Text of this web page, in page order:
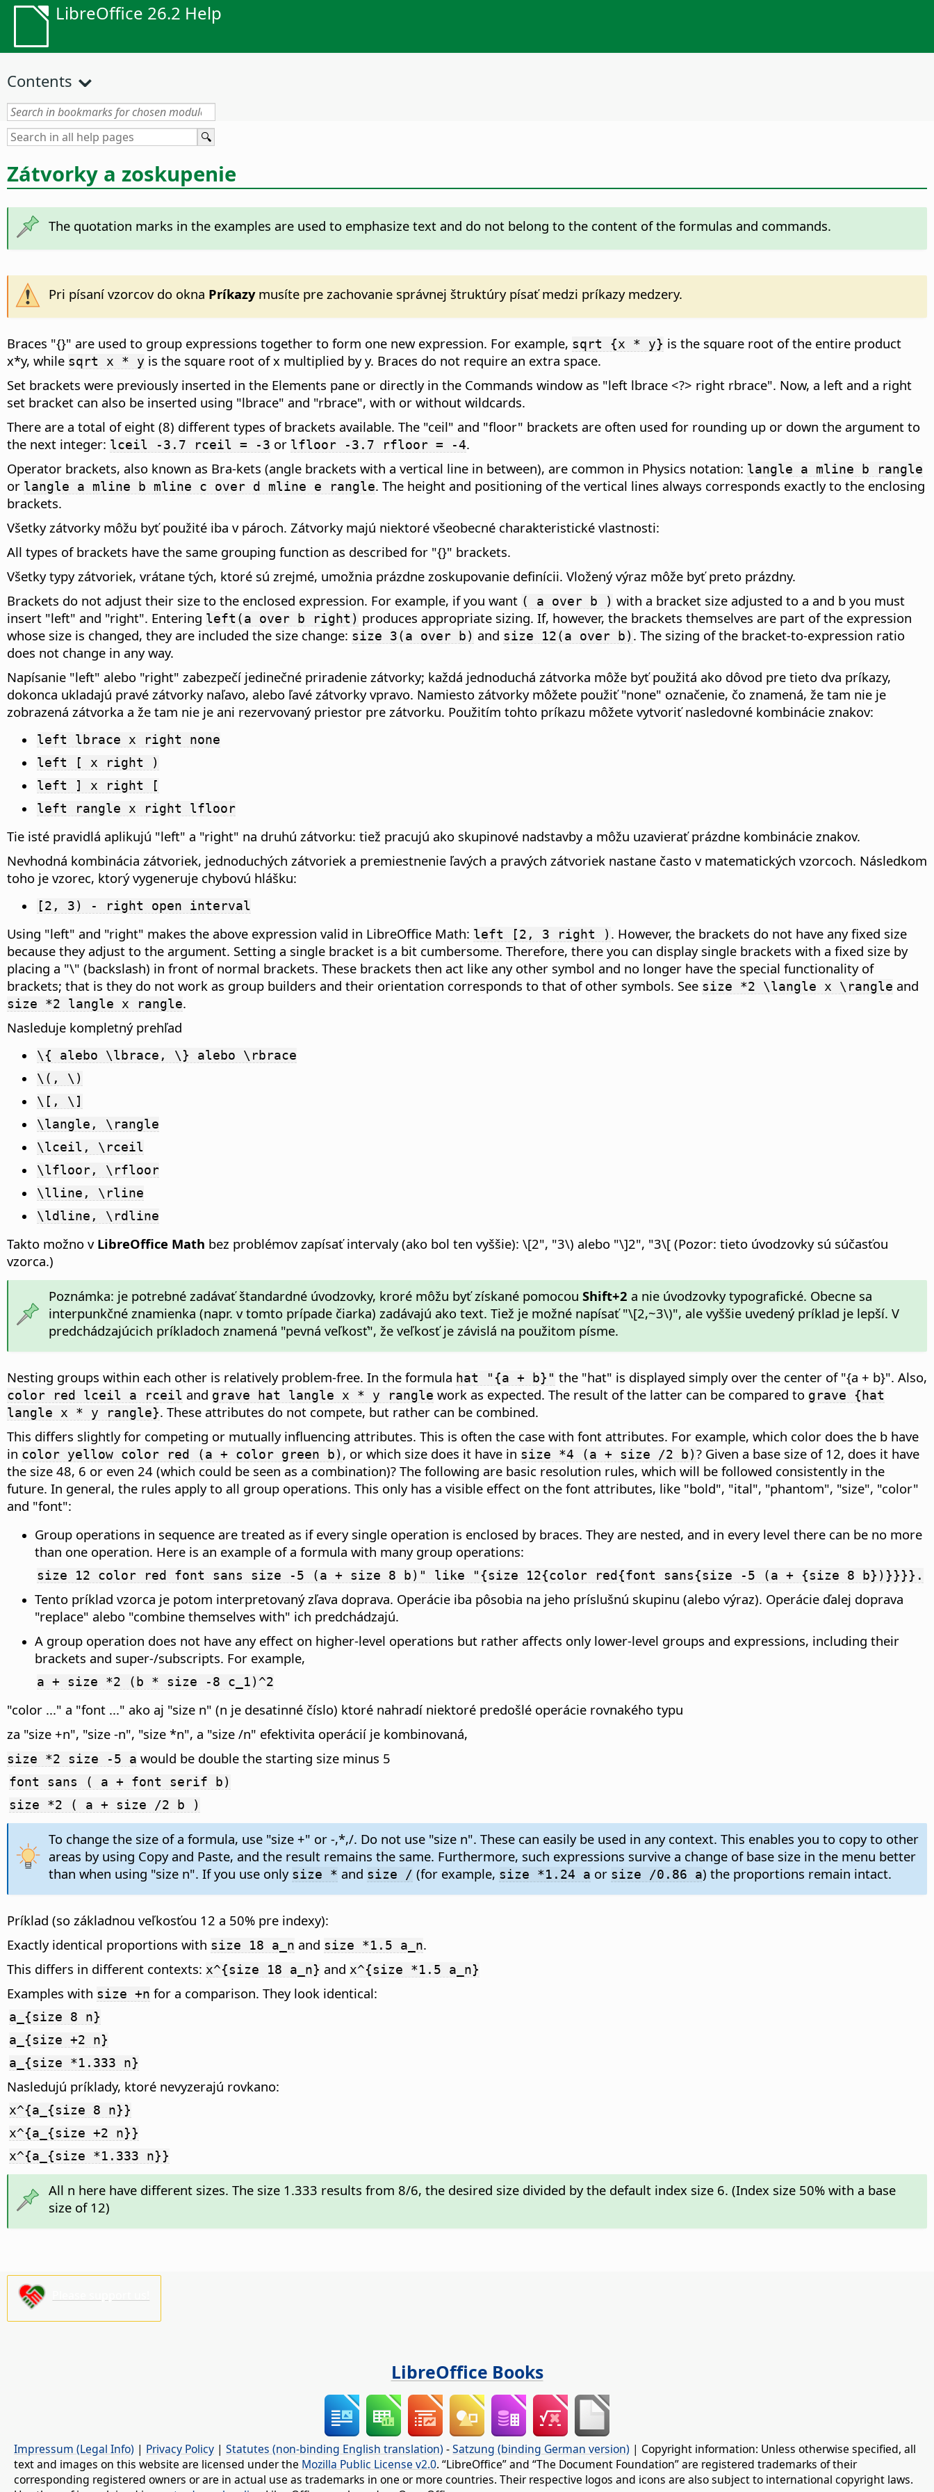
LibreOffice 26.2 Help
Contents
Zátvorky a zoskupenie
The quotation marks in the examples are used to emphasize text and do not belong to the content of the formulas and commands.
Pri písaní vzorcov do okna Príkazymusíte pre zachovanie správnej štruktúry písať medzi príkazy medzery.
Braces "{}" are used to group expressions together to form one new expression. For example, sqrt {x * y} is the square root of the entire product
x*y, while sqrt x * y is the square root of x multiplied by y. Braces do not require an extra space.
Set brackets were previously inserted in the Elements pane or directly in the Commands window as "left lbrace <?> right rbrace". Now, a left and a right
set bracket can also be inserted using "lbrace" and "rbrace", with or without wildcards.
There are a total of eight (8) different types of brackets available. The "ceil" and "floor" brackets are often used for rounding up or down the argument to
the next integer: lceil -3.7 rceil = -3 or lfloor -3.7 rfloor = -4.
Operator brackets, also known as Bra-kets (angle brackets with a vertical line in between), are common in Physics notation: langle a mline b rangle
or langle a mline b mline c over d mline e rangle. The height and positioning of the vertical lines always corresponds exactly to the enclosing
brackets.
Všetky zátvorky môžu byť použité iba v pároch. Zátvorky majú niektoré všeobecné charakteristické vlastnosti:
All types of brackets have the same grouping function as described for "{}" brackets.
Všetky typy zátvoriek, vrátane tých, ktoré sú zrejmé, umožnia prázdne zoskupovanie definícii. Vložený výraz môže byť preto prázdny.
Brackets do not adjust their size to the enclosed expression. For example, if you want ( a over b ) with a bracket size adjusted to a and b you must
insert "left" and "right". Entering left(a over b right) produces appropriate sizing. If, however, the brackets themselves are part of the expression
whose size is changed, they are included the size change: size 3(a over b) and size 12(a over b) . The sizing of the bracket-to-expression ratio
does not change in any way.
Napísanie "left" alebo "right" zabezpečí jedinečné priradenie zátvorky; každá jednoduchá zátvorka môže byť použitá ako dôvod pre tieto dva príkazy,
dokonca ukladajú pravé zátvorky naľavo, alebo ľavé zátvorky vpravo. Namiesto zátvorky môžete použiť "none" označenie, čo znamená, že tam nie je
zobrazená zátvorka a že tam nie je ani rezervovaný priestor pre zátvorku. Použitím tohto príkazu môžete vytvoriť nasledovné kombinácie znakov:
left lbrace x right none
left [ x right )
left ] x right [
left rangle x right lfloor
Tie isté pravidlá aplikujú "left" a "right" na druhú zátvorku: tiež pracujú ako skupinové nadstavby a môžu uzavierať prázdne kombinácie znakov.
Nevhodná kombinácia zátvoriek, jednoduchých zátvoriek a premiestnenie ľavých a pravých zátvoriek nastane často v matematických vzorcoch. Následkom
toho je vzorec, ktorý vygeneruje chybovú hlášku:
[2, 3) - right open interval
Using "left" and "right" makes the above expression valid in LibreOffice Math: left [2, 3 right ) . However, the brackets do not have any fixed size
because they adjust to the argument. Setting a single bracket is a bit cumbersome. Therefore, there you can display single brackets with a fixed size by
placing a "\" (backslash) in front of normal brackets. These brackets then act like any other symbol and no longer have the special functionality of
brackets; that is they do not work as group builders and their orientation corresponds to that of other symbols. See size *2 \langle x \rangle and
size *2 langle x rangle.
Nasleduje kompletný prehľad
\{ alebo \lbrace, \} alebo \rbrace
\(, \)
\[, \]
\langle, \rangle
\lceil, \rceil
\lfloor, \rfloor
\lline, \rline
\ldline, \rdline
Takto možno v LibreOffice Math bez problémov zapísať intervaly (ako bol ten vyššie): \[2", "3\) alebo "\]2", "3\[ (Pozor: tieto úvodzovky sú súčasťou
vzorca.)
Poznámka: je potrebné zadávať štandardné úvodzovky, kroré môžu byť získané pomocou Shift+2 a nie úvodzovky typografické. Obecne sa
interpunkčné znamienka (napr. v tomto prípade čiarka) zadávajú ako text. Tiež je možné napísať "\[2,~3\)", ale vyššie uvedený príklad je lepší. V
predchádzajúcich príkladoch znamená "pevná veľkosť", že veľkosť je závislá na použitom písme.
Nesting groups within each other is relatively problem-free. In the formula hat "{a + b}" the "hat" is displayed simply over the center of "{a + b}". Also,
color red lceil a rceil and grave hat langle x * y rangle work as expected. The result of the latter can be compared to grave {hat
langle x * y rangle}. These attributes do not compete, but rather can be combined.
This differs slightly for competing or mutually influencing attributes. This is often the case with font attributes. For example, which color does the b have
in color yellow color red (a + color green b) , or which size does it have in size *4 (a + size /2 b)? Given a base size of 12, does it have
the size 48, 6 or even 24 (which could be seen as a combination)? The following are basic resolution rules, which will be followed consistently in the
future. In general, the rules apply to all group operations. This only has a visible effect on the font attributes, like "bold", "ital", "phantom", "size", "color"
and "font":
Group operations in sequence are treated as if every single operation is enclosed by braces. They are nested, and in every level there can be no more
than one operation. Here is an example of a formula with many group operations:
size 12 color red font sans size -5 (a + size 8 b)" like "{size 12{color red{font sans{size -5 (a + {size 8 b})}}}}.
Tento príklad vzorca je potom interpretovaný zľava doprava. Operácie iba pôsobia na jeho príslušnú skupinu (alebo výraz). Operácie ďalej doprava
"replace" alebo "combine themselves with" ich predchádzajú.
A group operation does not have any effect on higher-level operations but rather affects only lower-level groups and expressions, including their
brackets and super-/subscripts. For example,
a + size *2 (b * size -8 c_1)^2
"color ..." a "font ..." ako aj "size n" (n je desatinné číslo) ktoré nahradí niektoré predošlé operácie rovnakého typu
za "size +n", "size -n", "size *n", a "size /n" efektivita operácií je kombinovaná,
size *2 size -5 a would be double the starting size minus 5
font sans ( a + font serif b)
size *2 ( a + size /2 b )
To change the size of a formula, use "size +" or -,*,/. Do not use "size n". These can easily be used in any context. This enables you to copy to other
areas by using Copy and Paste, and the result remains the same. Furthermore, such expressions survive a change of base size in the menu better
than when using "size n". If you use only size * and size / (for example, size *1.24 a or size /0.86 a) the proportions remain intact.
Príklad (so základnou veľkosťou 12 a 50% pre indexy):
Exactly identical proportions with size 18 a_n and size *1.5 a_n.
This differs in different contexts: x^{size 18 a_n} and x^{size *1.5 a_n}
Examples with size +n for a comparison. They look identical:
a_{size 8 n}
a_{size +2 n}
a_{size *1.333 n}
Nasledujú príklady, ktoré nevyzerajú rovkano:
x^{a_{size 8 n}}
x^{a_{size +2 n}}
x^{a_{size *1.333 n}}
All n here have different sizes. The size 1.333 results from 8/6, the desired size divided by the default index size 6. (Index size 50% with a base
size of 12)
LibreOffice Books
Impressum (Legal Info) | Privacy Policy | Statutes (non-binding English translation) -Satzung (binding German version) | Copyright information: Unless otherwise specified, all
text and images on this website are licensed under the Mozilla Public License v2.0. “LibreOffice” and “The Document Foundation” are registered trademarks of their
corresponding registered owners or are in actual use as trademarks in one or more countries. Their respective logos and icons are also subject to international copyright laws.